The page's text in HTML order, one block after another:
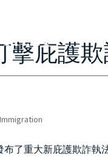
擊庇護
布了重大新庇護欺詐